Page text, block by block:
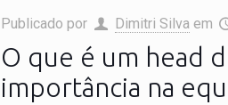
Publicado por Dimitri Silva em
O que é um head
importância na